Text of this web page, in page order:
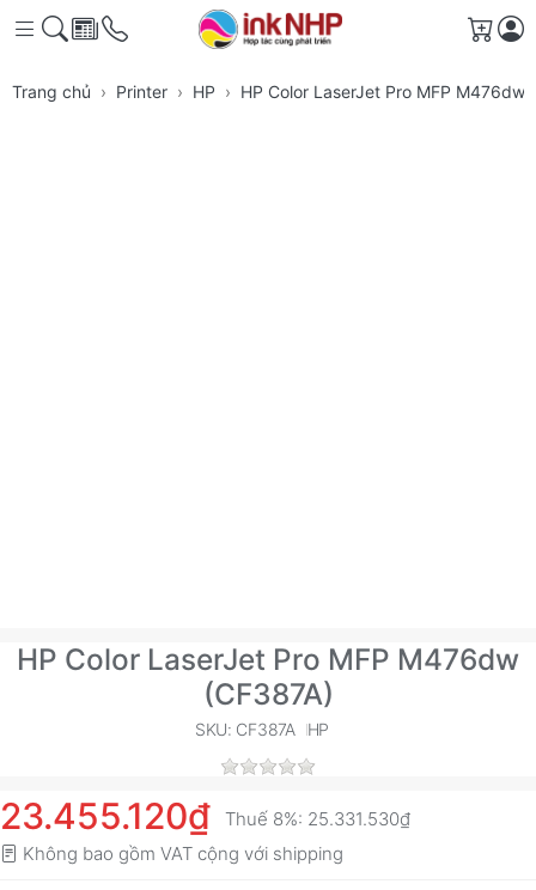
Giỏ
Trang chủ Printer HP HP Color LaserJet Pro MFP M476dw
HP Color LaserJet Pro MFP M476dw
(CF387A)
SKU: CF387A HP
23.455.120₫ Thuế 8%: 25.331.530₫
Không bao gồm VAT cộng với shipping